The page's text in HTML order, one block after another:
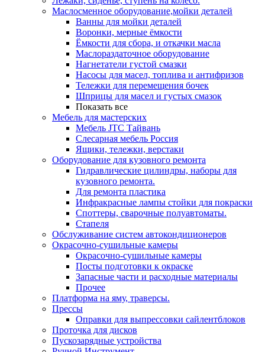
Маслосменное оборудование,мойки деталей
Ванны для мойки деталей
Воронки, мерные ёмкости
Ёмкости для сбора, и откачки масла
Маслораздаточное оборудование
Нагнетатели густой смазки
Насосы для масел, топлива и антифризов
Тележки для перемещения бочек
Шприцы для масел и густых смазок
Показать все
Мебель для мастерских
Мебель JTC Тайвань
Слесарная мебель Россия
Ящики, тележки, верстаки
Оборудование для кузовного ремонта
Гидравлические цилиндры, наборы для
кузовного ремонта.
Для ремонта пластика
Инфракрасные лампы стойки для покраски
Споттеры, сварочные полуавтоматы.
Стапеля
Обслуживание систем автокондиционеров
Окрасочно-сушильные камеры
Окрасочно-сушильные камеры
Посты подготовки к окраске
Запасные части и расходные материалы
Прочее
Платформа на яму, траверсы.
Прессы
Оправки для выпрессовки сайлентблоков
Проточка для дисков
Пускозарядные устройства